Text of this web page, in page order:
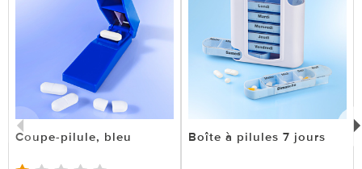
Coupe-pilule, bleu Boîte à pilules 7 jours